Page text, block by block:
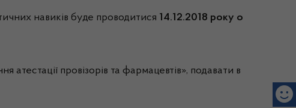
навиків буде проводитися 14.12.2018 року о
провізорів та фармацевтів», подавати в